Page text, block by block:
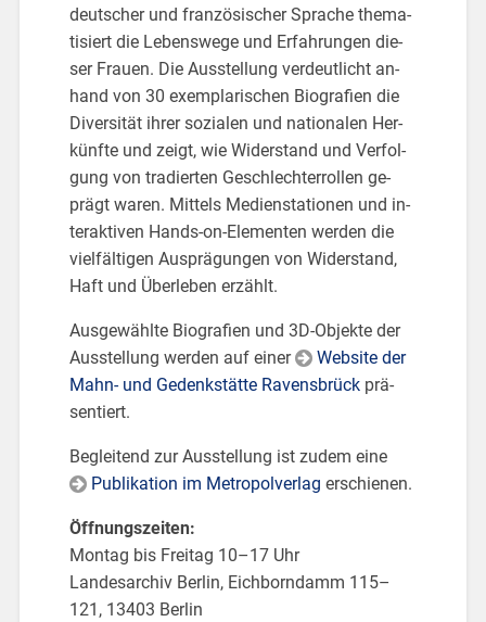
deut­scher und fran­zö­si­scher Spra­che the­ma­
ti­siert die Le­bens­we­ge und Er­fah­run­gen die­
ser Frau­en. Die Aus­stel­lung ver­deut­licht an­
hand von 30 ex­em­pla­ri­schen Bio­gra­fi­en die
Di­ver­si­tät ihrer so­zia­len und na­tio­na­len Her­
künf­te und zeigt, wie Wi­der­stand und Ver­fol­
gung von tra­dier­ten Ge­schlech­ter­rol­len ge­
prägt waren. Mit­tels Me­di­en­sta­tio­nen und in­
ter­ak­ti­ven Hands-on-Ele­men­ten wer­den die
viel­fäl­ti­gen Aus­prä­gun­gen von Wi­der­stand,
Haft und Über­le­ben er­zählt.
Aus­ge­wähl­te Bio­gra­fi­en und 3D-Ob­jek­te der
Aus­stel­lung wer­den auf einer
Web­site der
Mahn- und Ge­denk­stät­te Ra­vens­brück prä­
sen­tiert.
Be­glei­tend zur Aus­stel­lung ist zudem eine
Pu­bli­ka­ti­on im Me­tro­pol­ver­lag er­schie­nen.
Öff­nungs­zei­ten:
Mon­tag bis Frei­tag 10–17 Uhr
Lan­des­ar­chiv Ber­lin, Eich­born­damm 115–
121, 13403 Ber­lin